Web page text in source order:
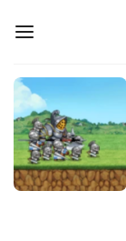
qua
dung